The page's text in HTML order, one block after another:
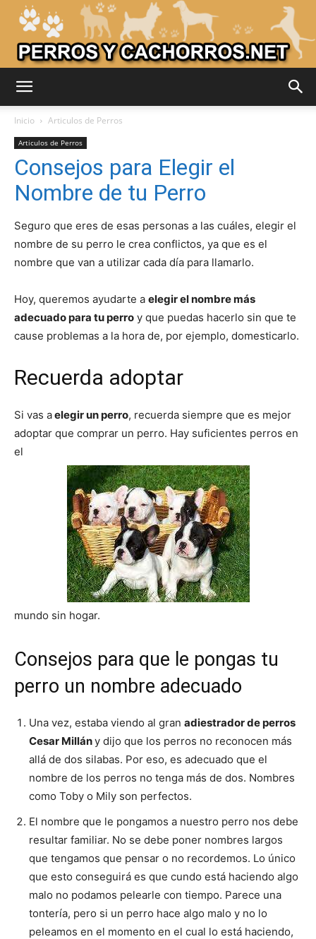
Perros
–
Perros
–
Fotos
Cachorros
Inicio Articulos de Perros
Articulos de Perros
Consejos para Elegir el
Nombre de tu Perro
Seguro que eres de esas personas a las cuáles, elegir el
nombre de su perro le crea conflictos, ya que es el
nombre que van a utilizar cada día para llamarlo.
Hoy, queremos ayudarte a elegir el nombre más
adecuado para tu perro y que puedas hacerlo sin que te
cause problemas a la hora de, por ejemplo, domesticarlo.
Recuerda adoptar
Si vas aelegir un perro, recuerda siempre que es mejor
adoptar que comprar un perro. Hay suficientes perros en
el
mundo sin hogar.
Consejos para que le pongas tu
perro un nombre adecuado
Una vez, estaba viendo al gran adiestrador de perros
Cesar Millány dijo que los perros no reconocen más
allá de dos silabas. Por eso, es adecuado que el
nombre de los perros no tenga más de dos. Nombres
como Toby o Mily son perfectos.
El nombre que le pongamos a nuestro perro nos debe
resultar familiar. No se debe poner nombres largos
que tengamos que pensar o no recordemos. Lo único
que esto conseguirá es que cundo está haciendo algo
malo no podamos pelearle con tiempo. Parece una
tontería, pero si un perro hace algo malo y no lo
peleamos en el momento en el cual lo está haciendo,